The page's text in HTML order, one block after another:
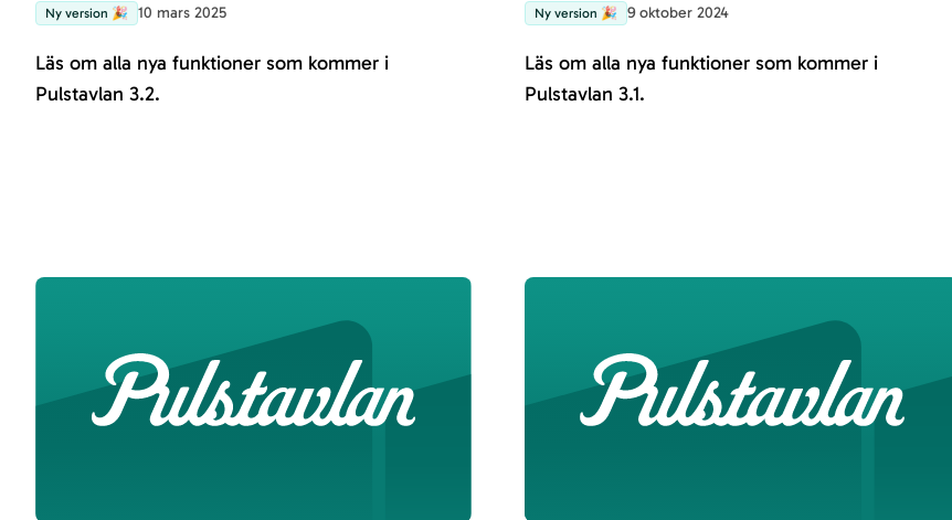
Ny version 🎉 10 mars 2025
Läs om alla nya funktioner som kommer i
Pulstavlan 3.2.
Ny version 🎉 9 oktober 2024
Läs om alla nya funktioner som kommer i
Pulstavlan 3.1.